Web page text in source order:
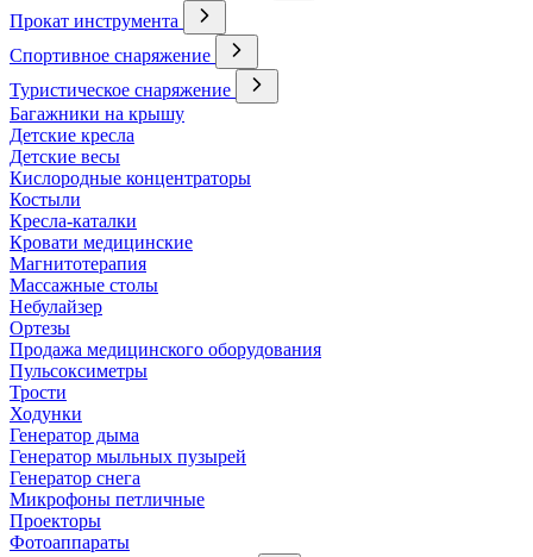
Прокат инструмента
Спортивное снаряжение
Туристическое снаряжение
Багажники на крышу
Детские кресла
Детские весы
Кислородные концентраторы
Костыли
Кресла-каталки
Кровати медицинские
Магнитотерапия
Массажные столы
Небулайзер
Ортезы
Продажа медицинского оборудования
Пульсоксиметры
Трости
Ходунки
Генератор дыма
Генератор мыльных пузырей
Генератор снега
Микрофоны петличные
Проекторы
Фотоаппараты